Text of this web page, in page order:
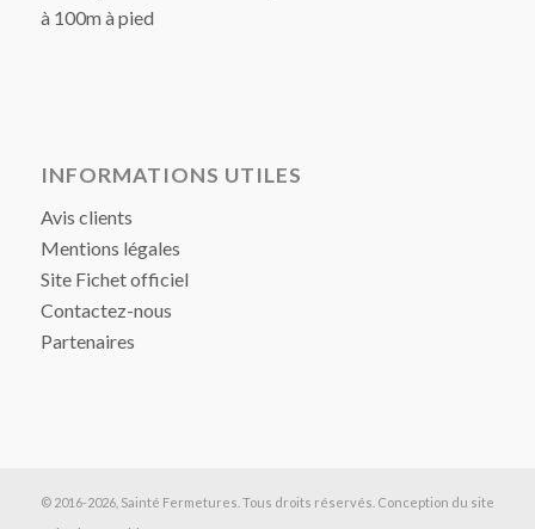
à 100m à pied
INFORMATIONS UTILES
Avis clients
Mentions légales
Site Fichet officiel
Contactez-nous
Partenaires
© 2016-2026, Sainté Fermetures. Tous droits réservés. Conception du site